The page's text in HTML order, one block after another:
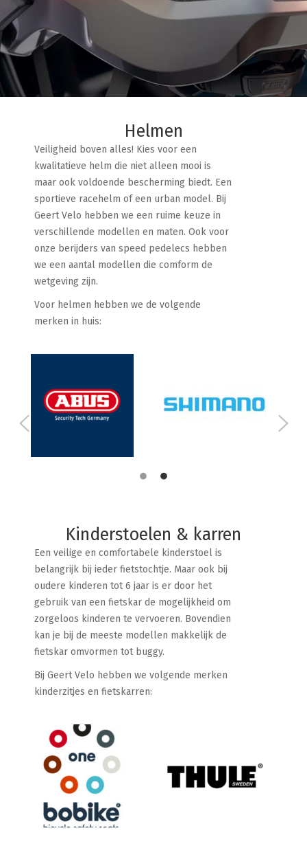
Helmen
Veiligheid boven alles! Kies voor een
kwalitatieve helm die niet alleen mooi is
maar ook voldoende bescherming biedt. Een
sportieve racehelm of een urban model. Bij
Geert Velo hebben we een ruime keuze in
verschillende modellen en maten. Ook voor
onze berijders van speed pedelecs hebben
we een aantal modellen die comform de
wetgeving zijn.
Voor helmen hebben we de volgende
merken in huis:
Kinderstoelen & karren
Een veilige en comfortabele kinderstoel is
belangrijk bij ieder fietstochtje. Maar ook bij
oudere kinderen tot 6 jaar is er door het
gebruik van een fietskar de mogelijkheid om
zorgeloos kinderen te vervoeren. Bovendien
kan je bij de meeste modellen makkelijk de
fietskar omvormen tot buggy.
Bij Geert Velo hebben we volgende merken
kinderzitjes en fietskarren: